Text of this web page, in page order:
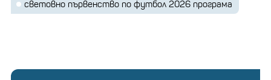
световно първенство по футбол 2026 програма